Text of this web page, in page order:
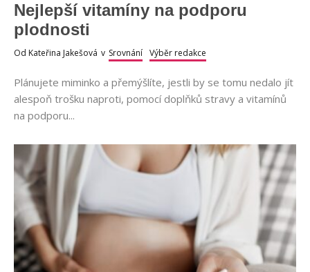
Nejlepší vitamíny na podporu
plodnosti
Od Kateřina Jakešová v Srovnání Výběr redakce
Plánujete miminko a přemýšlíte, jestli by se tomu nedalo jít
alespoň trošku naproti, pomocí doplňků stravy a vitamínů
na podporu...